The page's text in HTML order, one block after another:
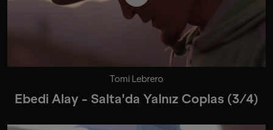
Tomi Lebrero
Ebedi Alay - Salta'da Yalnız Coplas (3/4)